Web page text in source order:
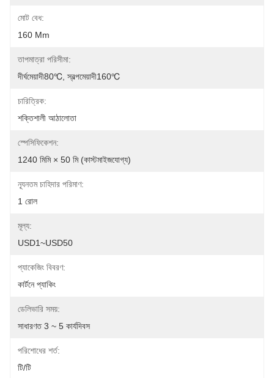
মোট বেধ:
160 Μm
তাপমাত্রা পরিসীমা:
দীর্ঘমেয়াদী80℃, স্বল্পমেয়াদী160℃
চারিত্রিক:
শক্তিশালী আঠালোতা
স্পেসিফিকেশন:
1240 মিমি × 50 মি (কাস্টমাইজযোগ্য)
ন্যূনতম চাহিদার পরিমাণ:
1 রোল
মূল্য:
USD1~USD50
প্যাকেজিং বিবরণ:
কার্টনে প্যাকিং
ডেলিভারি সময়:
সাধারণত 3 ~ 5 কার্যদিবস
পরিশোধের শর্ত:
টি/টি